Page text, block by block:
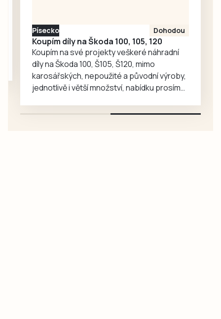
společné aktivity.
Písecko Dohodou
Koupím díly na Škoda 100, 105, 120
Koupím na své projekty veškeré náhradní
díly na Škoda 100, Š105, Š120, mimo
karosářských, nepoužité a původní výroby,
jednotlivě i větší množství, nabídku prosím